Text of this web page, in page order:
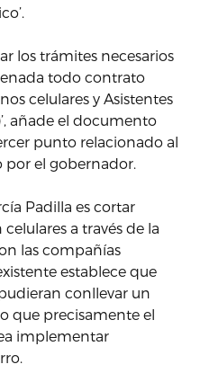
los trámites necesarios
todo contrato
celulares y Asistentes
añade el documento
punto relacionado al
por el gobernador.
Padilla es cortar
a través de la
las compañías
establece que
conllevar un
que precisamente el
implementar